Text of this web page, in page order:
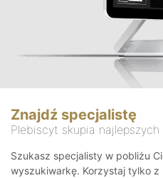
Znajdź specjalistę
Plebiscyt skupia
Szukasz specjalisty w pobliżu
wyszukiwarkę. Korzystaj tylko z